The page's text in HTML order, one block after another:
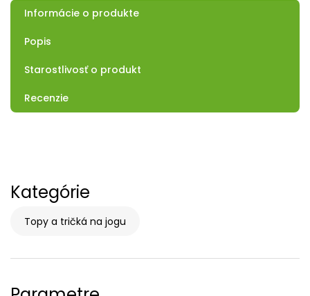
Informácie o produkte
Popis
Starostlivosť o produkt
Recenzie
Kategórie
Topy a tričká na jogu